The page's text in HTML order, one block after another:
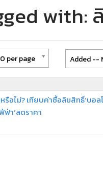
with:
per page Added --
รือไม่? เทียบค่าซื้อลิขสิทธิ์‘บอล
ฟ่า’ลดราคา